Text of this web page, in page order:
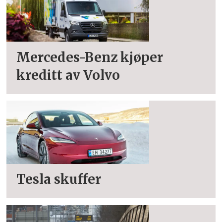
Mercedes-Benz kjøper
kreditt av Volvo
Tesla skuffer